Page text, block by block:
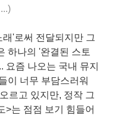
'로써 전달되지만 그
하나의 '완결된 스토
요즘 나오는 국내 뮤지
이 너무 부담스러워
르고 있지만, 정작 그
>는 점점 보기 힘들어